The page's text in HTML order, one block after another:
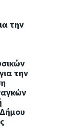
την
την